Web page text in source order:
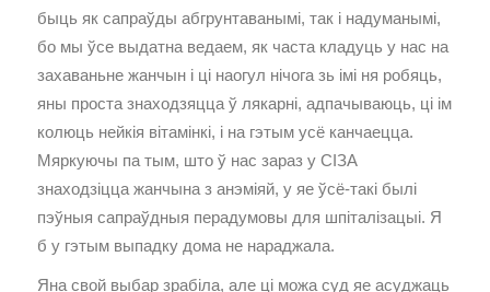
быць як сапраўды абгрунтаванымі, так і надуманымі,
бо мы ўсе выдатна ведаем, як часта кладуць у нас на
захаваньне жанчын і ці наогул нічога зь імі ня робяць,
яны проста знаходзяцца ў лякарні, адпачываюць, ці ім
колюць нейкія вітамінкі, і на гэтым усё канчаецца.
Мяркуючы па тым, што ў нас зараз у СІЗА
знаходзіцца жанчына з анэміяй, у яе ўсё-такі былі
пэўныя сапраўдныя перадумовы для шпіталізацыі. Я
б у гэтым выпадку дома не нараджала.
Яна свой выбар зрабіла, але ці можа суд яе асуджаць